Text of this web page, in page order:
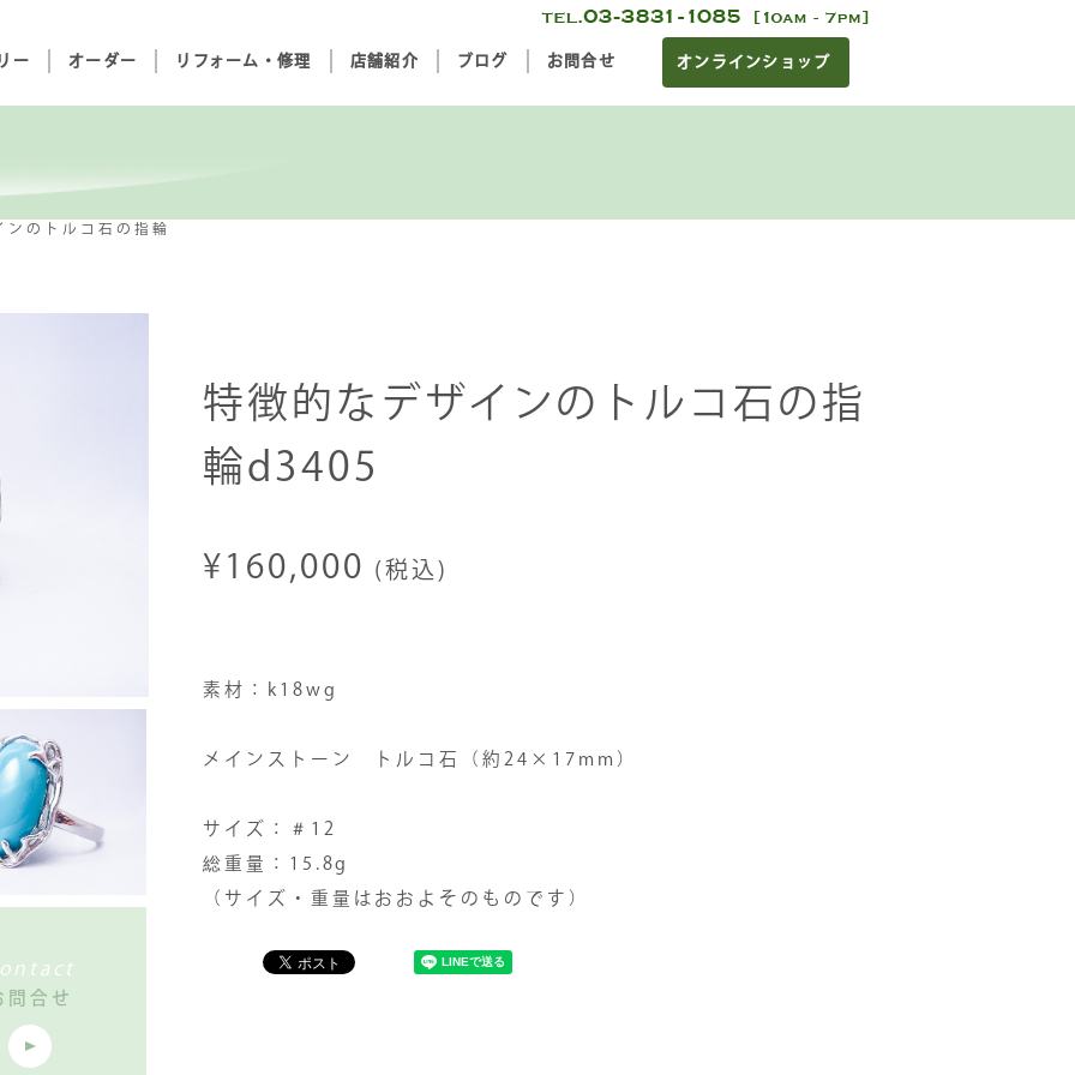
ー オーダー リフォーム・修理 店舗紹介 ブログ お問合せ オンラインショップ
ンのトルコ石の指輪
特徴的なデザインのトルコ石の指
輪d3405
¥160,000 (税込)
素材：k18wg
メインストーン トルコ石（約24×17mm）
サイズ：＃12
総重量：15.8g
（サイズ・重量はおおよそのものです）
問合せ